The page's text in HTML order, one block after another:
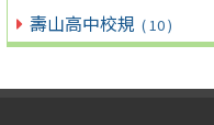
壽山高中校規 ( 10 )